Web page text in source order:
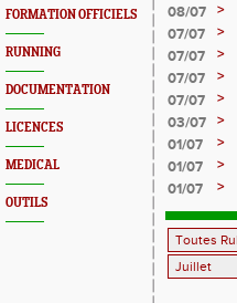
FORMATION OFFICIELS
RUNNING
DOCUMENTATION
LICENCES
MEDICAL
OUTILS
08/07
>
07/07
>
07/07
>
07/07
>
07/07
>
03/07
>
01/07
>
01/07
>
01/07
>